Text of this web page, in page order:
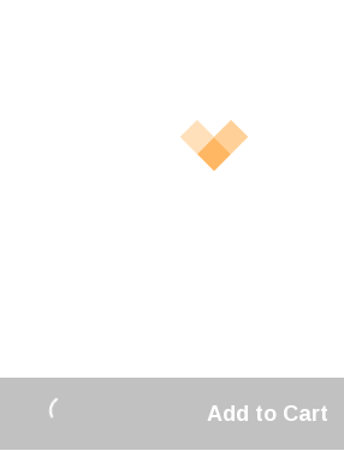
Add to Cart